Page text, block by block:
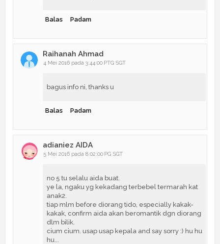
Balas Padam
Raihanah Ahmad
4 Mei 2016 pada 3:44:00 PTG SGT
bagus info ni, thanks u
Balas Padam
adianiez AIDA
5 Mei 2016 pada 8:02:00 PG SGT
no 5 tu selalu aida buat.
ye la, ngaku yg kekadang terbebel termarah kat
anak2.
tiap mlm before diorang tido, especially kakak-
kakak, confirm aida akan beromantik dgn diorang
dlm bilik.
cium cium. usap usap kepala and say sorry :) hu hu
hu...